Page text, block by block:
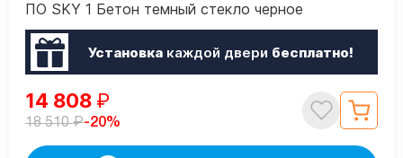
ПО SKY 1 Бетон темный стекло черное
Установкакаждой двери бесплатно!
14 808 ₽
18 510₽-20%